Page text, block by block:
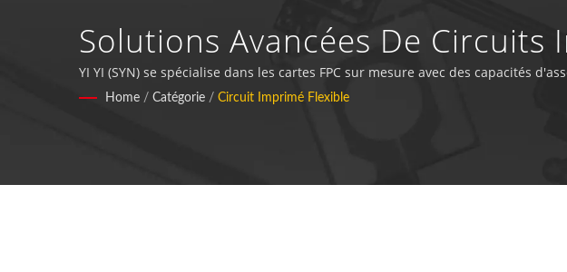
Solutions Avancées De Circuits
Applications Exigeantes
YI YI (SYN) se spécialise dans les cartes FPC sur mesure avec des capacités
montage en surface pour des applications médicales, aérospatiales et
Home / Catégorie / Circuit Imprimé Flexible